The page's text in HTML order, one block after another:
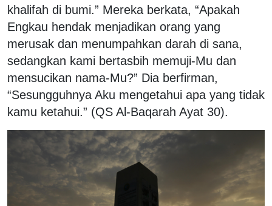
khalifah di bumi.” Mereka berkata, “Apakah
Engkau hendak menjadikan orang yang
merusak dan menumpahkan darah di sana,
sedangkan kami bertasbih memuji-Mu dan
mensucikan nama-Mu?” Dia berfirman,
“Sesungguhnya Aku mengetahui apa yang tidak
kamu ketahui.” (QS Al-Baqarah Ayat 30).